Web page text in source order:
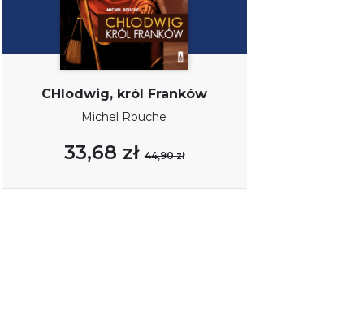
CHlodwig, król Franków
Michel Rouche
33,68 zł44,90 zł